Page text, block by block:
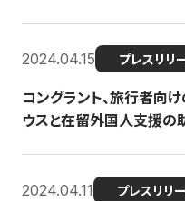
2024.04.15 プレスリリ
コングラント、旅行者向
ウスと在留外国人支援の
2024.04.11 プレスリリ